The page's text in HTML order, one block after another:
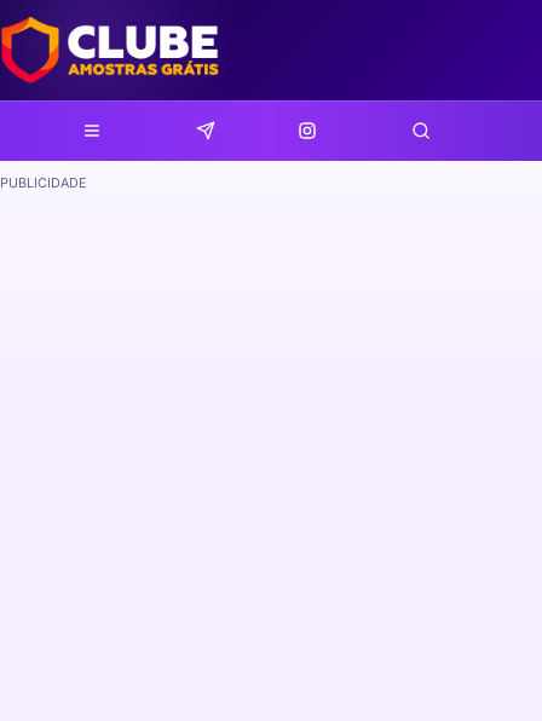
PUBLICIDADE